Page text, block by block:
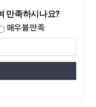
만족하시나요?
매우불만족